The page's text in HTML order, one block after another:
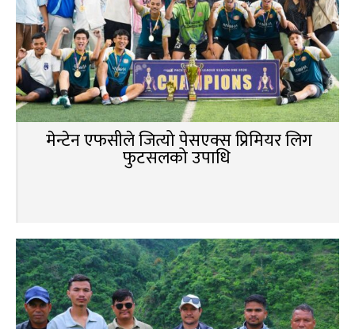
मेन्टेन एफसीले जित्यो पेसएक्स प्रिमियर लिग
फुटसलको उपाधि